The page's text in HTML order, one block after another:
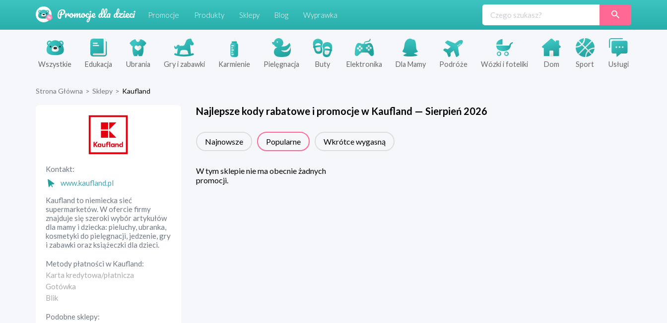
Promocje Produkty Sklepy Blog Wyprawka
Wszystkie Edukacja Ubrania Gry i zabawki Karmienie Pielęgnacja Buty Elektronika Dla Mamy Podróże Wózki i foteliki Dom Sport Usługi
Strona Główna > Sklepy > Kaufland
Kontakt:
www.kaufland.pl
Kaufland to niemiecka sieć
supermarketów. W ofercie firmy
znajduje się szeroki wybór artykułów
dla mamy i dziecka: pieluchy, ubranka,
kosmetyki do pielęgnacji, jedzenie, gry
i zabawki oraz książeczki dla dzieci.
Metody płatności wKaufland:
Karta kredytowa/płatnicza
Gotówka
Blik
Podobne sklepy:
Najlepsze kody rabatowe i promocje w Kaufland — Sierpień 2026
Najnowsze Popularne Wkrótce wygasną
W tym sklepie nie ma obecnie żadnych
promocji.